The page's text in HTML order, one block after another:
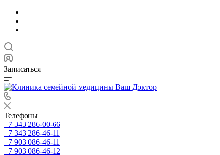
Записаться
Телефоны
+7 343 286-00-66
+7 343 286-46-11
+7 903 086-46-11
+7 903 086-46-12